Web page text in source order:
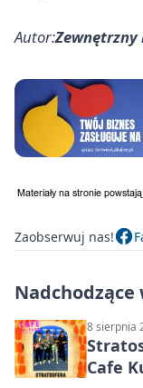
Autor:
Zaobserwuj nas!
8 sierpnia
Cafe